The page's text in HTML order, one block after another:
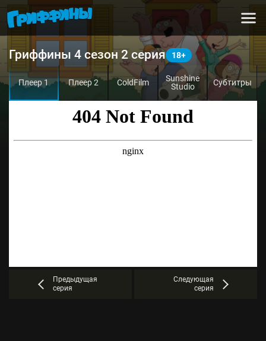
Гриффины 4 сезон 2 серия
Плеер 1 Плеер 2 ColdFilm
Sunshine
Studio
Субтитры
Предыдущая
серия
Следующая
серия